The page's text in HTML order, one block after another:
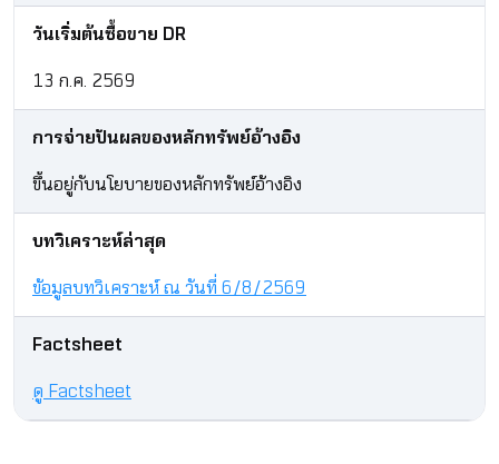
วันเริ่มต้นซื้อขาย DR
13 ก.ค. 2569
การจ่ายปันผลของหลักทรัพย์อ้างอิง
ขึ้นอยู่กับนโยบายของหลักทรัพย์อ้างอิง
บทวิเคราะห์ล่าสุด
ข้อมูลบทวิเคราะห์ ณ วันที่ 6/8/2569
Factsheet
ดู Factsheet